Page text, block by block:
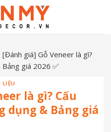
[Đánh giá] Gỗ Veneer là gì?
giá 2026 ✅
là gì? Cấu
dụng & Bảng giá